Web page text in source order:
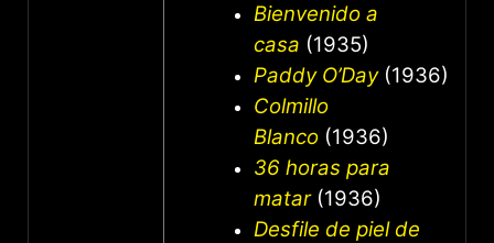
Bienvenido a
casa (1935)
Paddy O’Day(1936)
Colmillo
Blanco (1936)
36 horas para
matar(1936)
Desfile de piel de